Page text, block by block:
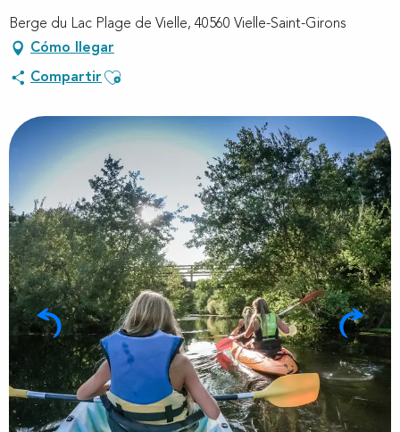
Berge du Lac Plage de Vielle, 40560 Vielle-Saint-Girons
Cómo llegar
Compartir Ajouter aux favoris